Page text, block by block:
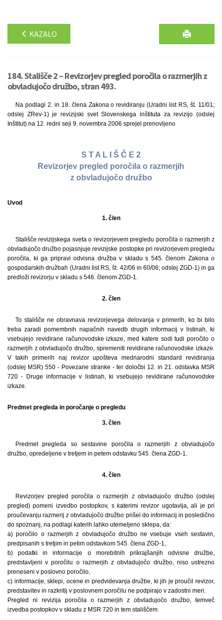
KAZALO
184. Stališče 2 – Revizorjev pregled poročila o razmerjih z
obvladujočo družbo, stran 493.
Na podlagi 2. in 18. člena Zakona o revidiranju (Uradni list RS, št. 11/01;
odslej ZRev-1) je revizijski svet Slovenskega inštituta za revizijo (odslej
Inštitut) na 12. redni seji 9. novembra 2006 sprejel prenovljeno
S T A L I Š Č E 2
Revizorjev pregled poročila o razmerjih
z obvladujočo družbo
Uvod
1. člen
Stališče revizijskega sveta o revizorjevem pregledu poročila o razmerjih z
obvladujočo družbo pojasnjuje revizijske postopke pri revizorjevem pregledu
poročila, ki ga pripravi odvisna družba v skladu s 545. členom Zakona o
gospodarskih družbah (Uradni list RS, št. 42/06 in 60/06; odslej ZGD-1) in ga
predloži revizorju v skladu s 546. členom ZGD-1.
2. člen
To stališče ne obravnava revizorjevega delovanja v primerih, ko bi bilo
treba zaradi pomembnih napačnih navedb drugih informacij v listinah, ki
vsebujejo revidirane računovodske izkaze, med katere sodi tudi poročilo o
razmerjih z obvladujočo družbo, spremeniti revidirane računovodske izkaze.
V takih primerih naj revizor upošteva mednarodni standard revidiranja
(odslej MSR) 550 - Povezane stranke - ter določbi 12. in 21. odstavka MSR
720 - Druge informacije v listinah, ki vsebujejo revidirane računovodske
izkaze.
Predmet pregleda in poročanje o pregledu
3. člen
Predmet pregleda so sestavine poročila o razmerjih z obvladujočo
družbo, opredeljene v tretjem in petem odstavku 545. člena ZGD-1.
4. člen
Revizorjev pregled poročila o razmerjih z obvladujočo družbo (odslej
pregled) pomeni izvedbo postopkov, s katerimi revizor ugotavlja, ali je pri
proučevanju razmerij z obvladujočo družbo prišel do informacij in posledično
do spoznanj, na podlagi katerih lahko utemeljeno sklepa, da:
a) poročilo o razmerjih z obvladujočo družbo ne vsebuje vseh sestavin,
predpisanih s tretjim in petim odstavkom 545. člena ZGD-1,
b) podatki in informacije o morebitnih prikrajšanjih odvisne družbe,
predstavljeni v poročilu o razmerjih z obvladujočo družbo, niso ustrezno
preneseni v poslovno poročilo,
c) informacije, sklepi, ocene in predvidevanja družbe, ki jih je proučil revizor,
predstavitev in razkritij v poslovnem poročilu ne podpirajo v zadostni meri.
Pregled ni revizija poročila o razmerjih z obvladujočo družbo, temveč
izvedba postopkov v skladu z MSR 720 in tem stališčem.